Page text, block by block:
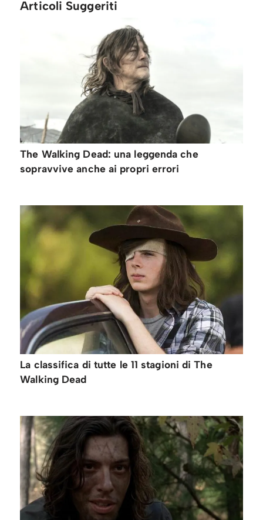
Articoli Suggeriti
The Walking Dead: una leggenda che
sopravvive anche ai propri errori
La classifica di tutte le 11 stagioni di The
Walking Dead